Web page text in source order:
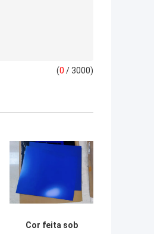
(0 / 3000)
Cor feita sob